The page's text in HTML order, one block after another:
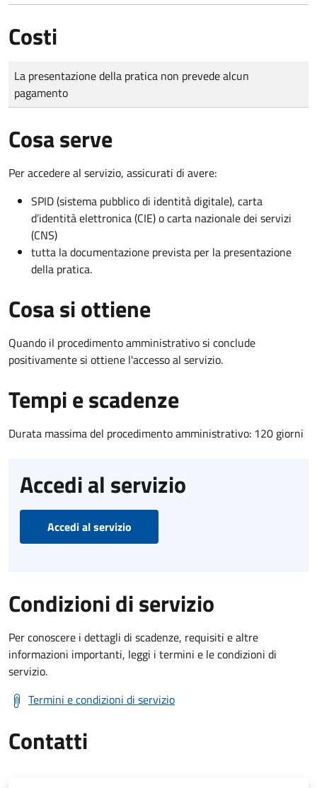
Costi
Tipo di pagamento
Importo
La presentazione della pratica non prevede alcun
pagamento
Cosa serve
Per accedere al servizio, assicurati di avere:
SPID (sistema pubblico di identità digitale), carta
d’identità elettronica (CIE) o carta nazionale dei servizi
(CNS)
tutta la documentazione prevista per la presentazione
della pratica.
Cosa si ottiene
Quando il procedimento amministrativo si conclude
positivamente si ottiene l'accesso al servizio.
Tempi e scadenze
Durata massima del procedimento amministrativo: 120 giorni
Accedi al servizio
Accedi al servizio
Condizioni di servizio
Per conoscere i dettagli di scadenze, requisiti e altre
informazioni importanti, leggi i termini e le condizioni di
servizio.
Termini e condizioni di servizio
Contatti